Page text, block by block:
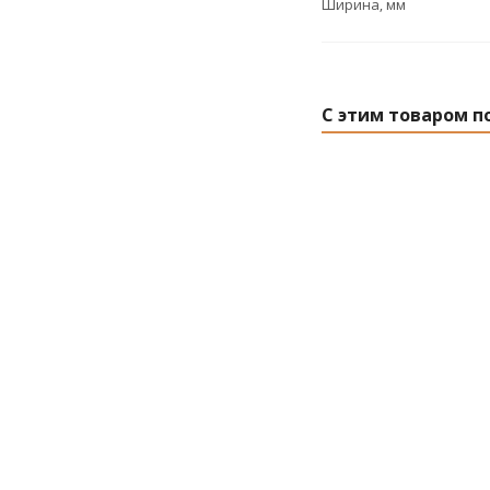
Ширина, мм
С этим товаром